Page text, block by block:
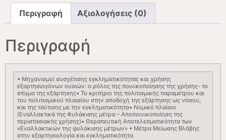
Περιγραφή Αξιολογήσεις (0)
Περιγραφή
• Μηχανισμοί συσχέτισης εγκληματικότητας και χρήσης
εξαρτησιογόνων ουσιών: ο ρόλος της ποινικοποίησης της χρήσης- το
στίγμα της εξάρτησης• Το κριτήριο της πολιτισμικής παραμέτρου και
του πολιτισμικού πλαισίου στην αποδοχή της εξάρτησης ως νόσου,
και της ταύτισης με την εγκληματικότητα• Νομικό πλαίσιο
(Εναλλακτικά της Φυλάκισης μέτρα – Αποποινικοποίηση της
περιστασιακής χρήσης)• Θεραπευτική Αποτελεσματικότητα των
«Εναλλακτικών της φυλάκισης μέτρων» • Μέτρα Μείωσης Βλάβης
στην εξαρτησιολογία και εγκληματικότητα